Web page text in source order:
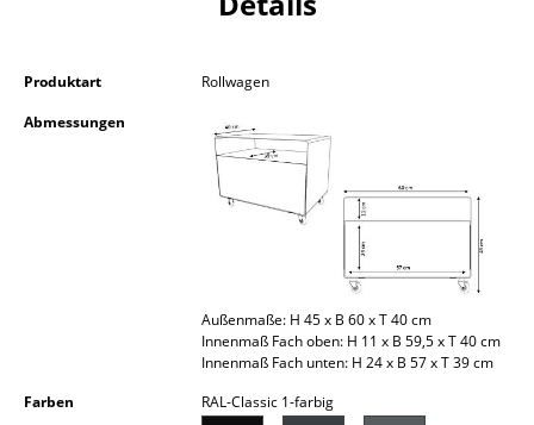
... alle Aufbewahrungsmöbel
Hängeleuchten & Deckenleuchten
Stehleuchten & Leseleuchten
Produktart
Rollwagen
Abmessungen
Außenmaße: H 45 x B 60 x T 40 cm
Innenmaß Fach oben: H 11 x B 59,5 x T 40 cm
Innenmaß Fach unten: H 24 x B 57 x T 39 cm
Farben
RAL-Classic 1-farbig